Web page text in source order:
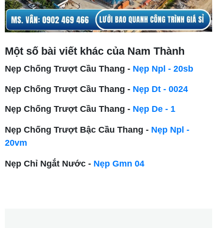
Một số bài viết khác của Nam Thành
Nẹp Chống Trượt Cầu Thang - Nẹp Npl - 20sb
Nẹp Chống Trượt Cầu Thang - Nẹp Dt - 0024
Nẹp Chống Trượt Cầu Thang - Nẹp De - 1
Nẹp Chống Trượt Bậc Cầu Thang - Nẹp Npl -
20vm
Nẹp Chỉ Ngắt Nước - Nẹp Gmn 04